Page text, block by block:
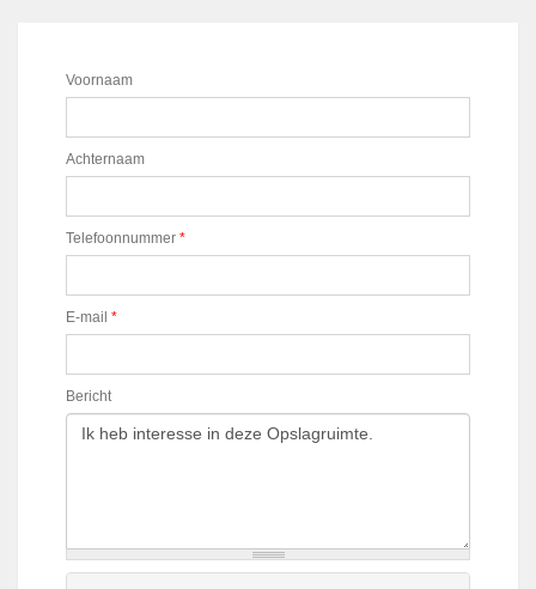
Voornaam
Achternaam
Telefoonnummer *
E-mail *
Bericht